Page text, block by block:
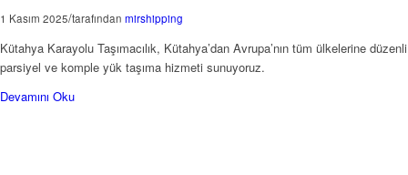
1 Kasım 2025/tarafından mirshipping
Kütahya Karayolu Taşımacılık, Kütahya’dan Avrupa’nın tüm ülkelerine düzenli
parsiyel ve komple yük taşıma hizmeti sunuyoruz.
Devamını Oku